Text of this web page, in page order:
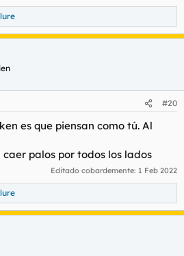
#20
es que piensan como tú. Al
palos por todos los lados
Editado cobardemente: 1 Feb 2022